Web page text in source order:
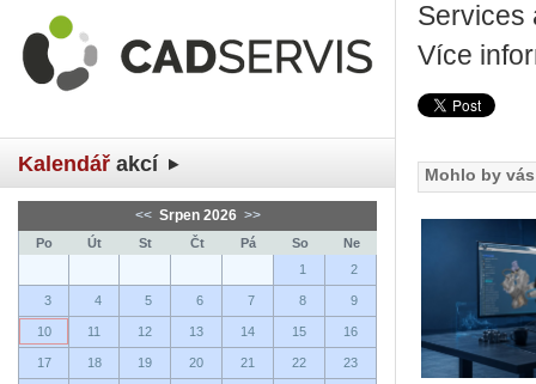
Kalendář akcí
<< Srpen 2026 >>
Po Út St Čt Pá So
Ne
1
2
3 4 5 6 7 8 9
10 11 12 13 14 15 16
17 18 19 20 21 22 23
Services
Více
Mohlo by